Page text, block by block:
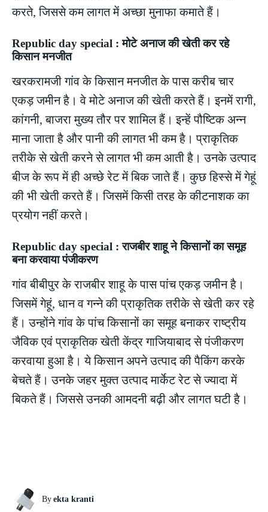
करते, जिससे कम लागत में अच्छा मुनाफा कमाते हैं।
Republic day special : मोटे अनाज की खेती कर रहे
किसान मनजीत
खरकरामजी गांव के किसान मनजीत के पास करीब चार
एकड़ जमीन है। वे मोटे अनाज की खेती करते हैं। इनमें रागी,
कांगनी, बाजरा मुख्य तौर पर शामिल हैं। इन्हें पौष्टिक अन्न
माना जाता है और पानी की लागत भी कम है। प्राकृतिक
तरीके से खेती करने से लागत भी कम आती है। उनके उत्पाद
बीज के रूप में ही अच्छे रेट में बिक जाते हैं। कुछ हिस्से में गेहूं
की भी खेती करते हैं। जिसमें किसी तरह के कीटनाशक का
प्रयोग नहीं करते।
Republic day special : राजबीर शाहू ने किसानों का समूह
बना करवाया पंजीकरण
गांव बीबीपुर के राजबीर शाहू के पास पांच एकड़ जमीन है।
जिसमें गेहूं, धान व गन्ने की प्राकृतिक तरीके से खेती कर रहे
हैं। उन्होंने गांव के पांच किसानों का समूह बनाकर राष्ट्रीय
जैविक एवं प्राकृतिक खेती केंद्र गाजियाबाद से पंजीकरण
करवाया हुआ है। ये किसान अपने उत्पाद की पैकिंग करके
बेचते हैं। उनके जहर मुक्त उत्पाद मार्केट रेट से ज्यादा में
बिकते हैं। जिससे उनकी आमदनी बढ़ी और लागत घटी है।
By ekta kranti